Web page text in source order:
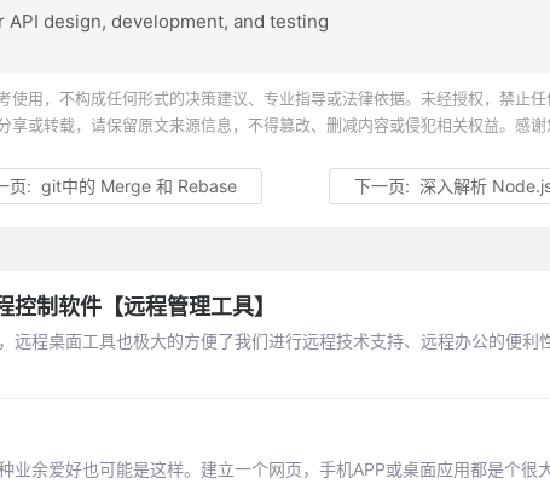
API design, development, and testing
使用，不构成任何形式的决策建议、专业指导或法律依据。未经授权，禁止
享或转载，请保留原文来源信息，不得篡改、删减内容或侵犯相关权益。感谢
页:git中的 Merge 和 Rebase 下一页:深入解析
制软件【远程管理工具】
远程桌面工具也极大的方便了我们进行远程技术支持、远程办公的便
业余爱好也可能是这样。建立一个网页，手机APP或桌面应用都是个很